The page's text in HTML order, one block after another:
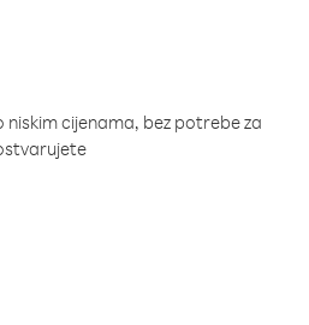
cijenama, bez potrebe za